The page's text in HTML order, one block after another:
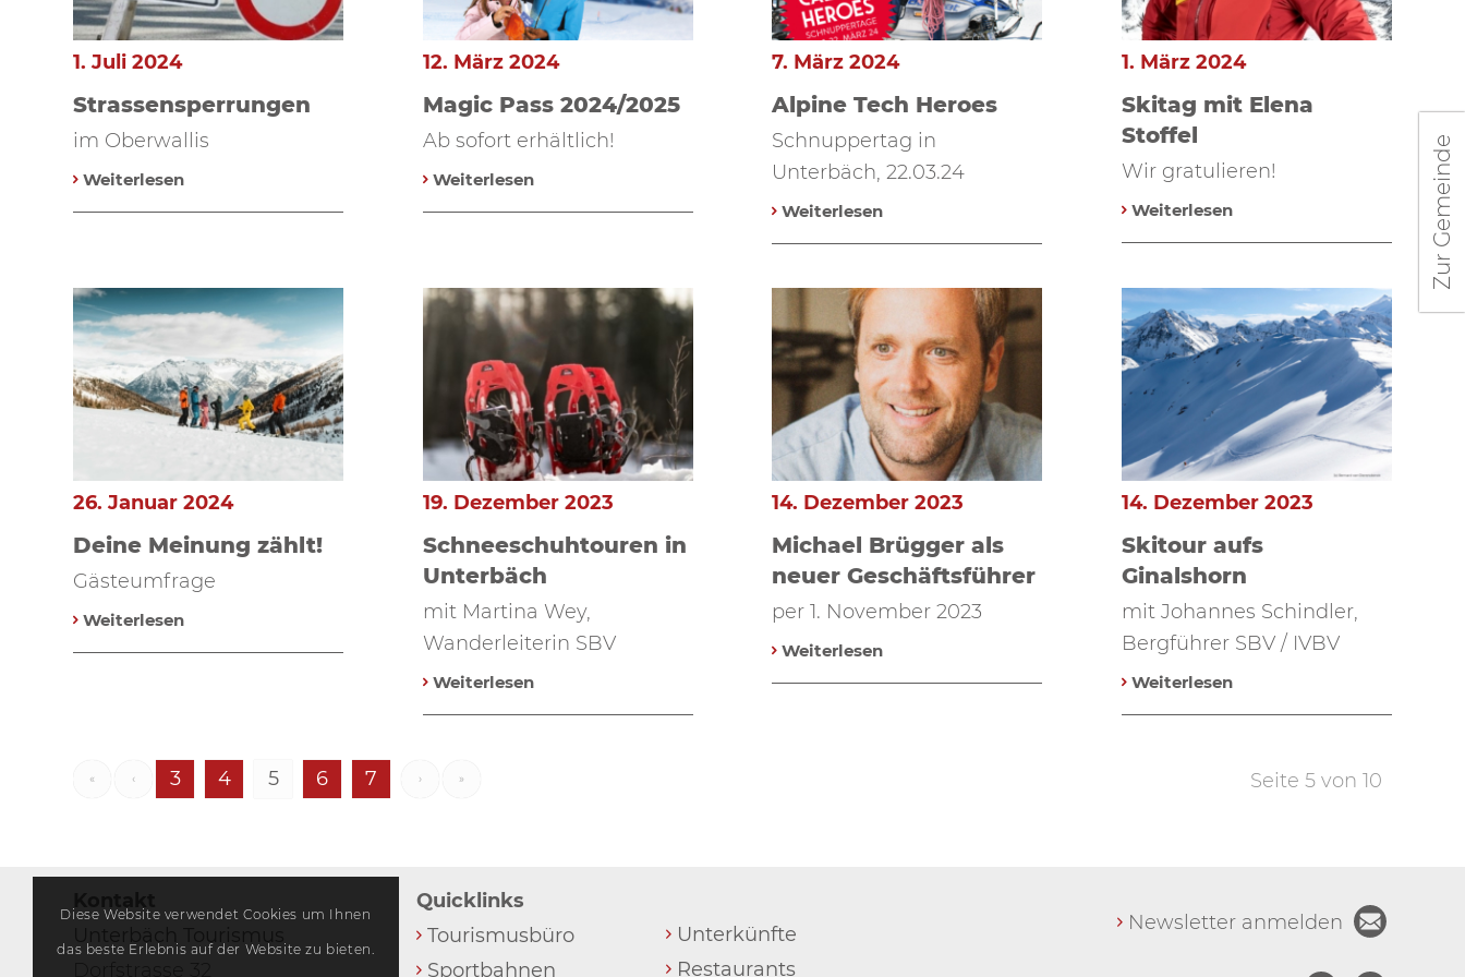
Strassensperrungen
1. Juli 2024
im Oberwallis
Weiterlesen
Magic Pass 2024/2025
12. März 2024
Ab sofort erhältlich!
Weiterlesen
Alpine Tech Heroes
7. März 2024
Schnuppertag in
Unterbäch, 22.03.24
Weiterlesen
Skitag mit Elena
Stoffel
1. März 2024
Wir gratulieren!
Weiterlesen
Deine Meinung zählt!
26. Januar 2024
Gästeumfrage
Weiterlesen
Schneeschuhtouren in
Unterbäch
19. Dezember 2023
mit Martina Wey,
Wanderleiterin SBV
Weiterlesen
Michael Brügger als
neuer Geschäftsführer
14. Dezember 2023
per 1. November 2023
Weiterlesen
Skitour aufs
Ginalshorn
14. Dezember 2023
mit Johannes Schindler,
Bergführer SBV / IVBV
Weiterlesen
Seite 5 von 10
« ‹ 3 4 5 6 7 › »
Zur Gemeinde
Quicklinks
Tourismusbüro
Sportbahnen
Unterkünfte
Restaurants
Newsletter anmelden
Diese Website verwendet Cookies um Ihnen
das beste Erlebnis auf der Website zu bieten.